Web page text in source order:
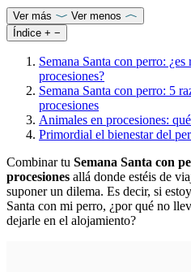
Ver más
Ver menos
Índice + −
Semana Santa con perro:
procesiones?
Semana Santa con perro: 5
procesiones
Animales en procesiones:
Primordial el bienestar del
Combinar tu Semana Santa con
procesiones allá donde estéis de
suponer un dilema. Es decir, si
Santa con mi perro, ¿por qué no
dejarle en el alojamiento?